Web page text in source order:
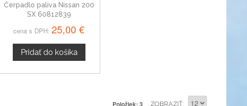
Čerpadlo paliva Nissan 200
SX 60812839
cena s DPH: 25,00 €
Pridať do košíka
Položiek: 3 ZOBRAZIŤ